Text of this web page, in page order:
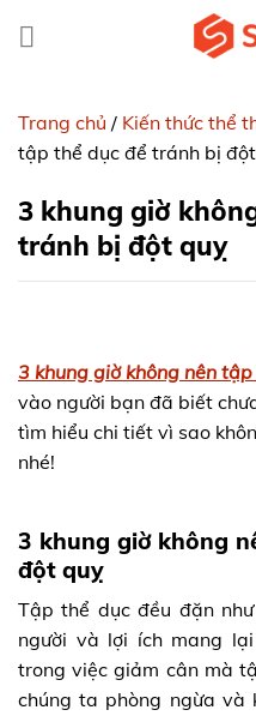
Trang chủ / Kiến thức thể
tập thể dục để tránh bị
3 khung giờ
tránh bị đột quỵ
3 khung giờ không nên
vào người bạn đã biết
tìm hiểu chi tiết vì sao
nhé!
3 khung giờ không
đột quỵ
Tập thể dục đều đặn
người và lợi ích mang
trong việc giảm cân mà
chúng ta phòng ngừa và